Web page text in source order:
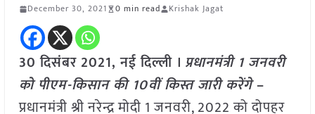
December 30, 2021 0 min read Krishak Jagat
30 दिसंबर 2021, नई दिल्ली । प्रधानमंत्री 1 जनवरी
को पीएम-किसान की 10वीं किस्त जारी करेंगे–
प्रधानमंत्री श्री नरेन्द्र मोदी 1 जनवरी, 2022 को दोपहर